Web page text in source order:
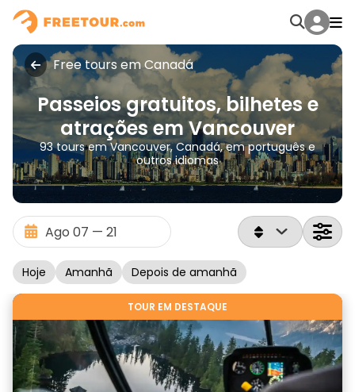
Free tours em Canadá
Passeios gratuitos, bilhetes e
atrações em Vancouver
93 tours em Vancouver, Canadá, em português e
outros idiomas
Hoje Amanhã Depois de amanhã
TOUR EM DESTAQUE